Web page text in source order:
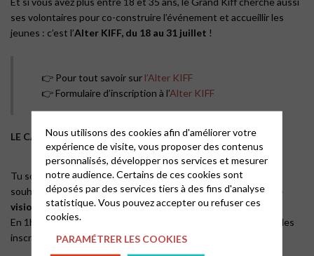
ses volontaires pour co-construire l’événement et accueillir les
jeunes : c’est l’Alter KIFF, du 18 au 31 juillet !
👉 Pour tout savoir sur l’Alter KIFF
👉 Formulaire d’inscription à l’Alter KIFF
LE CAFE KIFF
Tu souhaites venir au Grand KIFF avec un groupe et/ou tu
souhaites inviter des jeunes adultes à participer à l’Alter, cette
visio-conférenceest faite pour toi !
En 1h nous te présentons toutes les informations à savoir sur les
inscriptions pour le Grand KIFF et pour l’Alter KIFF
Nous utilisons des cookies afin d'améliorer votre
expérience de visite, vous proposer des contenus
personnalisés, développer nos services et mesurer
notre audience. Certains de ces cookies sont
déposés par des services tiers à des fins d'analyse
statistique. Vous pouvez accepter ou refuser ces
cookies.
PARAMÉTRER LES COOKIES